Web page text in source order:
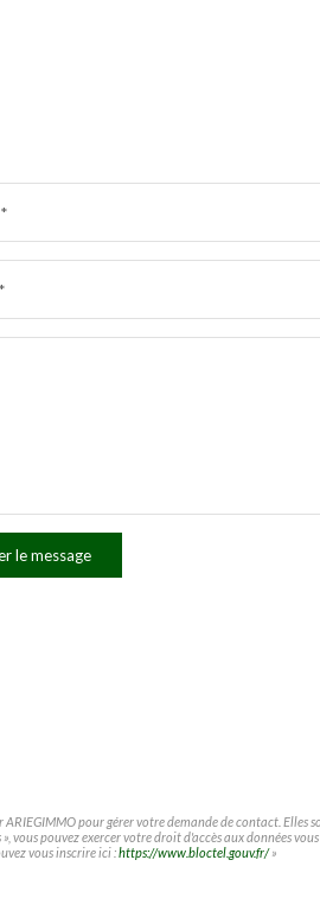
le message
pour gérer votre demande de contact.
pouvez exercer votre droit d'accès aux données
vous inscrire ici :https://www.bloctel.gouv.fr/»